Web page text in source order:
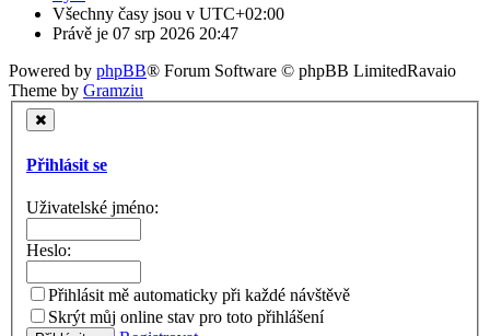
Všechny časy jsou v UTC+02:00
Právě je 07 srp 2026 20:47
Powered by phpBB® Forum Software © phpBB LimitedRavaio
Theme by Gramziu
Přihlásit se
Uživatelské jméno:
Heslo:
Přihlásit mě automaticky při každé návštěvě
Skrýt můj online stav pro toto přihlášení